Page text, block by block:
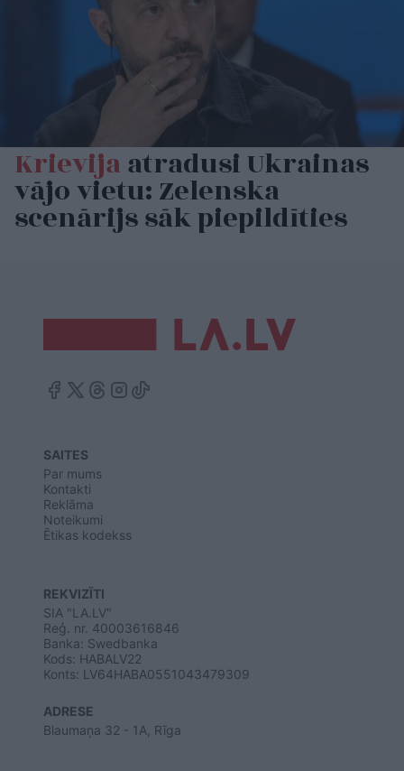
Krievijaatradusi Ukrainas
vājo vietu: Zelenska
scenārijs sāk piepildīties
SAITES
Par mums
Kontakti
Reklāma
Noteikumi
Ētikas kodekss
REKVIZĪTI
SIA "LA.LV"
Reģ. nr. 40003616846
Banka: Swedbanka
Kods: HABALV22
Konts: LV64HABA0551043479309
ADRESE
Blaumaņa 32 - 1A, Rīga